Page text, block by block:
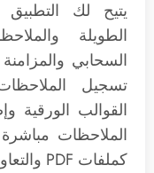
يتيح لك التطبيق
الطويلة
السحابي
تسجيل
القوالب الورقية
الملاحظات
كملفات PDF والتعاون مع الزملاء.